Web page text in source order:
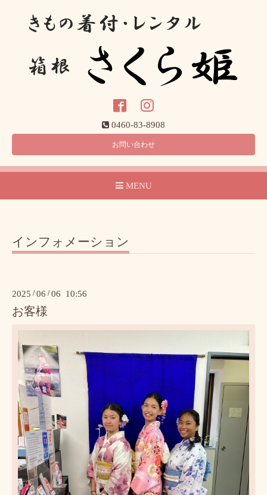
0460-83-8908
お問い合わせ
MENU
インフォメーション
2025 /06 /06 10:56
お客様